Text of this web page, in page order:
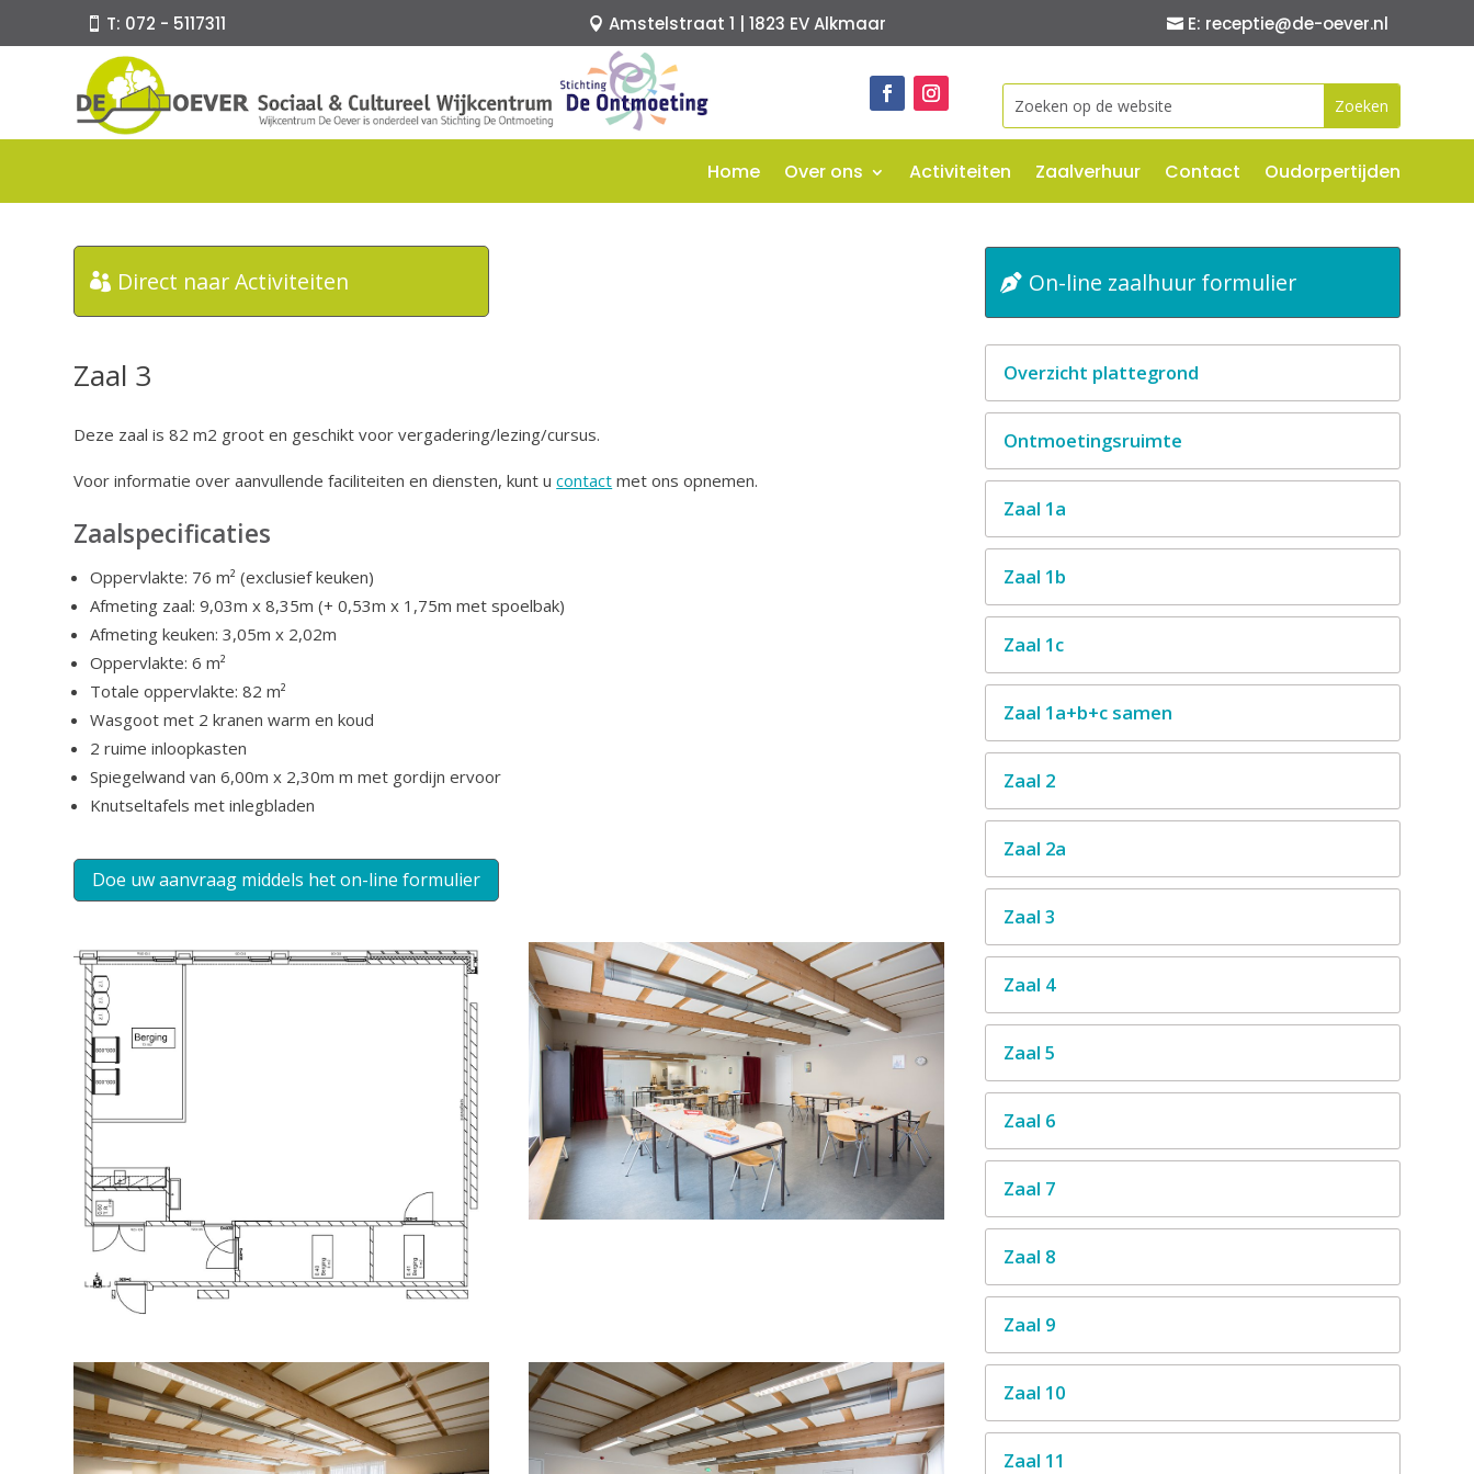
T: 072 - 5117311 Amstelstraat 1 | 1823 EV Alkmaar E: receptie@de-oever.nl
Zoek
naar:
Home Over ons Activiteiten Zaalverhuur Contact Oudorpertijden
Direct naar Activiteiten
Zaal 3
Deze zaal is 82 m2 groot en geschikt voor vergadering/lezing/cursus.
Voor informatie over aanvullende faciliteiten en diensten, kunt ucontact met ons opnemen.
Zaalspecificaties
Oppervlakte: 76 m² (exclusief keuken)
Afmeting zaal: 9,03m x 8,35m (+ 0,53m x 1,75m met spoelbak)
Afmeting keuken: 3,05m x 2,02m
Oppervlakte: 6 m²
Totale oppervlakte: 82 m²
Wasgoot met 2 kranen warm en koud
2 ruime inloopkasten
Spiegelwand van 6,00m x 2,30m m met gordijn ervoor
Knutseltafels met inlegbladen
Doe uw aanvraag middels het on-line formulier
On-line zaalhuur formulier
Overzicht plattegrond
Ontmoetingsruimte
Zaal 1a
Zaal 1b
Zaal 1c
Zaal 1a+b+c samen
Zaal 2
Zaal 2a
Zaal 3
Zaal 4
Zaal 5
Zaal 6
Zaal 7
Zaal 8
Zaal 9
Zaal 10
Zaal 11